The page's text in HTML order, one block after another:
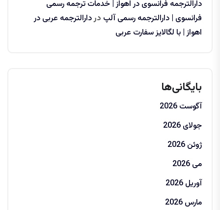
دارالترجمه فرانسوی در اهواز | خدمات ترجمه رسمی
فرانسوی | دارالترجمه رسمی آلپ دردارالترجمه عربی در
اهواز | با لگالایز سفارت عربی
بایگانی‌ها
آگوست 2026
جولای 2026
ژوئن 2026
می 2026
آوریل 2026
مارس 2026